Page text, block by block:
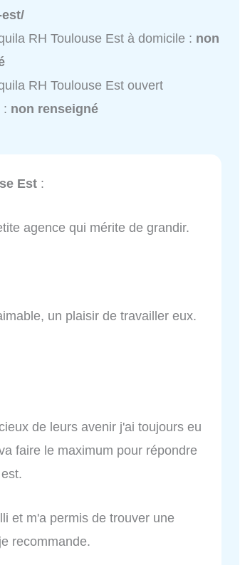
RH Toulouse Est à domicile : non
RH Toulouse Est ouvert
: non renseigné
Est :
agence qui mérite de grandir.
un plaisir de travailler eux.
de leurs avenir j'ai toujours eu
faire le maximum pour répondre
et m'a permis de trouver une
recommande.